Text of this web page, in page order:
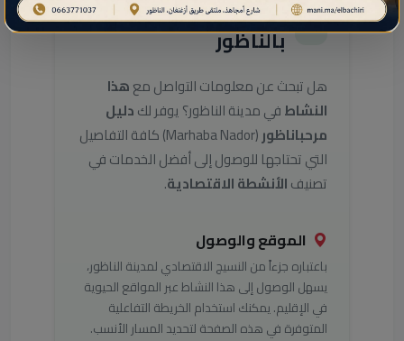
دليل خدمات هذا النشاط
بالناظور
هل تبحث عن معلومات التواصل معهذا
النشاطفي مدينة الناظور؟ يوفر لكدليل
مرحباناظور
(Marhaba Nador) كافة التفاصيل
التي تحتاجها للوصول إلى أفضل الخدمات في
تصنيفالأنشطة الاقتصادية.
الموقع والوصول
باعتباره جزءاً من النسيج الاقتصادي لمدينة الناظور،
يسهل الوصول إلى هذا النشاط عبر المواقع الحيوية
في الإقليم. يمكنك استخدام الخريطة التفاعلية
المتوفرة في هذه الصفحة لتحديد المسار الأنسب.